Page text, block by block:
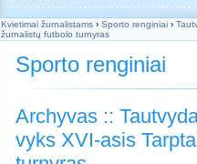
Kvietimai žurnalistams › Sporto renginiai ›
žurnalistų futbolo turnyras
Sporto renginiai
Archyvas ::
vyks XVI-asis